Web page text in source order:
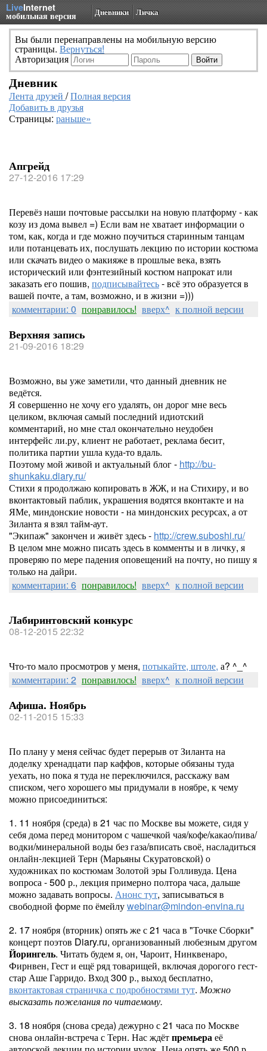
LiveInternet
мобильная версия Дневники Личка
Вы были перенаправлены на мобильную версию
страницы. Вернуться!
Авторизация
Дневник
Лента друзей /Полная версия
Добавить в друзья
Страницы: раньше»
Апгрейд
27-12-2016 17:29
Перевёз наши почтовые рассылки на новую платформу - как
козу из дома вывел =) Если вам не хватает информации о
том, как, когда и где можно поучиться старинным танцам
или потанцевать их, послушать лекцию по истории костюма
или скачать видео о макияже в прошлые века, взять
исторический или фэнтезийный костюм напрокат или
заказать его пошив, подписывайтесь- всё это образуется в
вашей почте, а там, возможно, и в жизни =)))
комментарии: 0 понравилось! вверх^ к полной версии
Верхняя запись
21-09-2016 18:29
Возможно, вы уже заметили, что данный дневник не
ведётся.
Я совершенно не хочу его удалять, он дорог мне весь
целиком, включая самый последний идиотский
комментарий, но мне стал окончательно неудобен
интерфейс ли.ру, клиент не работает, реклама бесит,
политика партии ушла куда-то вдаль.
Поэтому мой живой и актуальный блог - http://bu-
shunkaku.diary.ru/
Стихи я продолжаю копировать в ЖЖ, и на Стихиру, и во
вконтактовый паблик, украшения водятся вконтакте и на
ЯМе, миндонские новости - на миндонских ресурсах, а от
Зиланта я взял тайм-аут.
"Экипаж" закончен и живёт здесь - http://crew.suboshi.ru/
В целом мне можно писать здесь в комменты и в личку, я
проверяю по мере падения оповещений на почту, но пишу я
только на дайри.
комментарии: 6 понравилось! вверх^ к полной версии
Лабиринтовский конкурс
08-12-2015 22:32
Что-то мало просмотров у меня, потыкайте, штоле, а? ^_^
комментарии: 2 понравилось! вверх^ к полной версии
Афиша. Ноябрь
02-11-2015 15:33
По плану у меня сейчас будет перерыв от Зиланта на
доделку хренадцати пар каффов, которые обязаны туда
уехать, но пока я туда не переключился, расскажу вам
списком, чего хорошего мы придумали в ноябре, к чему
можно присоединиться:
1. 11 ноября (среда) в 21 час по Москве вы можете, сидя у
себя дома перед монитором с чашечкой чая/кофе/какао/пива/
водки/минеральной воды без газа/вписать своё, насладиться
онлайн-лекцией Терн (Марьяны Скуратовской) о
художниках по костюмам Золотой эры Голливуда. Цена
вопроса - 500 р., лекция примерно полтора часа, дальше
можно задавать вопросы. Анонс тут, записываться в
свободной форме по ёмейлуwebinar@mindon-envina.ru
2. 17 ноября (вторник) опять же с 21 часа в "Точке Сборки"
концерт поэтов Diary.ru, организованный любезным другом
Йорингель. Читать будем я, он, Чароит, Нинквенаро,
Фирнвен, Гест и ещё ряд товарищей, включая дорогого гест-
стар Аше Гарридо. Вход 300 р., выход бесплатно,
вконтактовая страничка с подробностями тут. Можно
высказать пожелания по читаемому.
3. 18 ноября (снова среда) дежурно с 21 часа по Москве
снова онлайн-встреча с Терн. Нас ждётпремьераеё